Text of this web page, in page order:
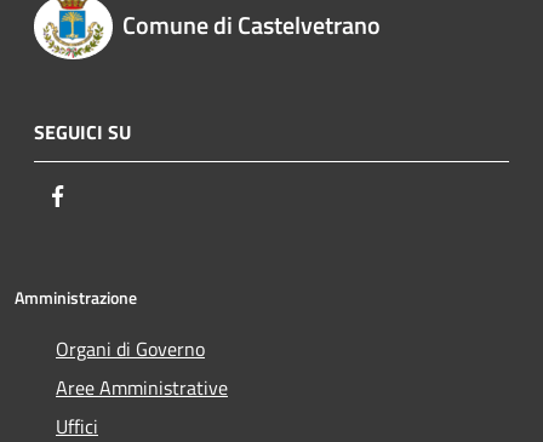
Comune di Castelvetrano
SEGUICI SU
Amministrazione
Organi di Governo
Aree Amministrative
Uffici